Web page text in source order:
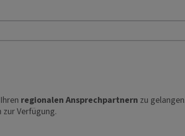
regionalen Ansprechpartnern zu
Verfügung.